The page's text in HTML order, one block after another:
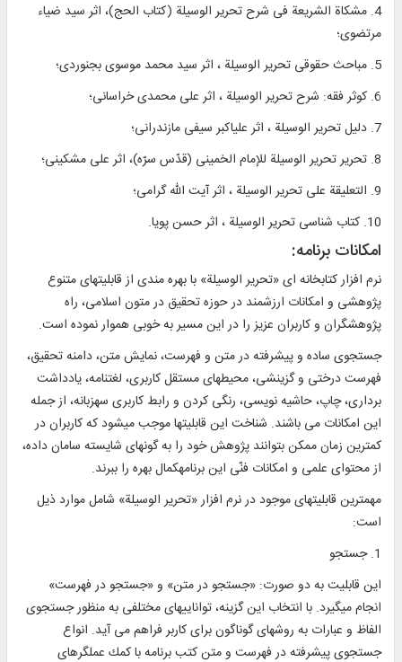
4. مشکاة الشريعة فی شرح تحرير الوسيلة (کتاب الحج)، اثر سيد ضياء
مرتضوی؛
5. مباحث حقوقی تحرير الوسيلة ، اثر سيد محمد موسوی بجنوردی؛
6. کوثر فقه: شرح تحرير الوسيلة ، اثر علی محمدی خراسانی؛
7. دليل تحرير الوسيلة ، اثر علی‎اكبر سيفی مازندرانی؛
8. تحرير تحرير الوسيلة للإمام الخمينی (قدّس سرّه)، اثر علی مشكينی؛
9. التعليقة علی تحرير الوسيلة ، اثر آيت الله گرامی؛
10. کتاب شناسی تحرير الوسيلة ، اثر حسن پويا.
امكانات برنامه:
نرم افزار كتابخانه ای «تحرير الوسيلة» با بهره مندی از قابليتهای متنوع
پژوهشی و امكانات ارزشمند در حوزه تحقيق در متون اسلامی، راه
پژوهشگران و كاربران عزيز را در اين مسير به خوبی هموار نموده است.
جستجوی ساده و پيشرفته در متن و فهرست، نمايش متن، دامنه تحقيق،
فهرست درختی و گزينشی، محيطهای مستقل كاربری، لغتنامه، يادداشت
برداری، چاپ، حاشيه ‎نويسی، رنگی كردن و رابط كاربری سه‎زبانه، از جمله
اين امكانات می ‎باشند. شناخت اين قابليتها موجب می‎شود كه كاربران در
كمترين زمان ممكن بتوانند پژوهش خود را به گونه‎ای شايسته سامان داده،
از محتوای علمی و امكانات فنّی اين برنامه‎كمال بهره را ببرند.
مهمترين قابليتهای موجود در نرم افزار «تحرير الوسيلة» شامل موارد ذيل
است:
1. جستجو
اين قابليت به دو صورت: «جستجو در متن» و «جستجو در فهرست»
انجام می‎گيرد. با انتخاب اين گزينه، تواناييهای مختلفی به منظور جستجوی
الفاظ و عبارات به روشهای گوناگون برای كاربر فراهم می ‎آيد. انواع
جستجوی پيشرفته در فهرست و متن كتب برنامه با كمك عملگرهای